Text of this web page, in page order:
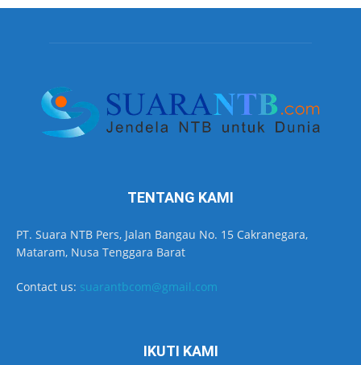
TENTANG KAMI
PT. Suara NTB Pers, Jalan Bangau No. 15 Cakranegara,
Mataram, Nusa Tenggara Barat
Contact us: suarantbcom@gmail.com
IKUTI KAMI